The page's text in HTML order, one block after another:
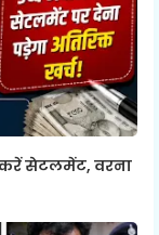
करें सेटलमेंट, वरना